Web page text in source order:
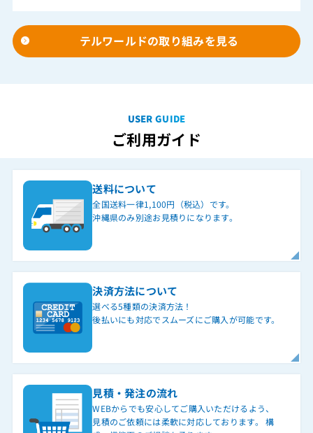
テルワールドの取り組みを見る
USER GUIDE
ご利用ガイド
送料について
全国送料一律1,100円（税込）です。
沖縄県のみ別途お見積りになります。
決済方法について
選べる5種類の決済方法！
後払いにも対応でスムーズにご購入が可能です。
見積・発注の流れ
WEBからでも安心してご購入いただけるよう、
見積のご依頼には柔軟に対応しております。 構